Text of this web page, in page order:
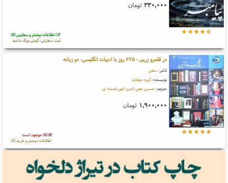
۳۳۰,۰۰۰ تومان
اطلاعات بیشتر و سفارش کالا
ثبت سفارش، گوش بزنگ باشید
در قلمرو زرین - ۳۶۵ روز با ادبیات انگلیسی- دو زبانه
ناشر: سخن
نویسنده: گروه مولفان
مترجم: حسین محی الدین الهی قمشه ای
۱,۹۰۰,۰۰۰ تومان
کالا موجود است
اطلاعات بیشتر و خرید کالا